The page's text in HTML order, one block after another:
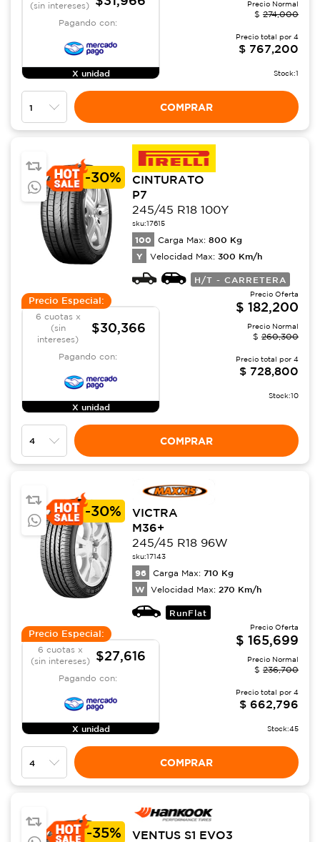
(sin intereses)
Pagando con:
X unidad
Precio Normal
$ 274,000
Precio total por 4
$ 767,200
Stock:1
COMPRAR
-30%
CINTURATO
P7
245/45 R18 100Y
sku:17615
100 Carga Max: 800 Kg
Y Velocidad Max: 300 Km/h
H/T - CARRETERA
Precio Especial:
6 cuotas x
(sin
intereses)
$30,366
Pagando con:
X unidad
Precio Oferta
$ 182,200
Precio Normal
$ 260,300
Precio total por 4
$ 728,800
Stock:10
COMPRAR
-30%
VICTRA
M36+
245/45 R18 96W
sku:17143
96 Carga Max: 710 Kg
W Velocidad Max: 270 Km/h
RunFlat
Precio Especial:
6 cuotas x
(sin intereses)
$27,616
Pagando con:
X unidad
Precio Oferta
$ 165,699
Precio Normal
$ 236,700
Precio total por 4
$ 662,796
Stock:45
COMPRAR
-35%
VENTUS S1 EVO3